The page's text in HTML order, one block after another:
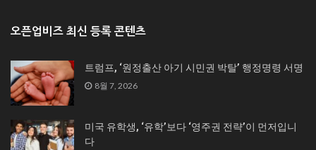
오픈업비즈 최신 등록 콘텐츠
트럼프, ‘원정출산 아기 시민권 박탈’ 행정명령 서명
8월 7, 2026
미국 유학생, ‘유학’보다 ‘영주권 전략’이 먼저입니
다